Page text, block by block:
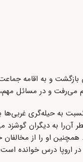
رفت، به کاشان بازگشت و
قم می‌رفت و در مسائل
نسبت به حیله‌گری
به دیگران گوشزد
او را از
اروپا درس خوانده